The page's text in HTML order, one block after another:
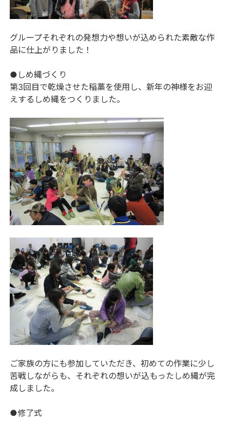
グループそれぞれの発想力や想いが込められた素敵な作
品に仕上がりました！
●しめ縄づくり
第3回目で乾燥させた稲藁を使用し、新年の神様をお迎
えするしめ縄をつくりました。
ご家族の方にも参加していただき、初めての作業に少し
苦戦しながらも、それぞれの想いが込もったしめ縄が完
成しました。
●修了式